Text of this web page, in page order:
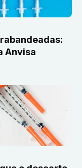
Anvisa